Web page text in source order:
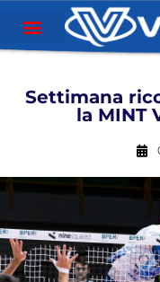
Settimana
la MINT